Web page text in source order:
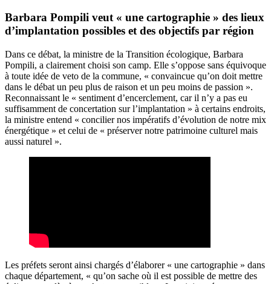
Barbara Pompili veut « une cartographie » des lieux
d’implantation possibles et des objectifs par région
Dans ce débat, la ministre de la Transition écologique, Barbara
Pompili, a clairement choisi son camp. Elle s’oppose sans équivoque
à toute idée de veto de la commune, « convaincue qu’on doit mettre
dans le débat un peu plus de raison et un peu moins de passion ».
Reconnaissant le « sentiment d’encerclement, car il n’y a pas eu
suffisamment de concertation sur l’implantation » à certains endroits,
la ministre entend « concilier nos impératifs d’évolution de notre mix
énergétique » et celui de « préserver notre patrimoine culturel mais
aussi naturel ».
Les préfets seront ainsi chargés d’élaborer « une cartographie » dans
chaque département, « qu’on sache où il est possible de mettre des